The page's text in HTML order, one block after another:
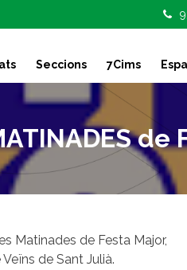
Seccions 7Cims
de
Matinades de Festa Major,
de Sant Julià.